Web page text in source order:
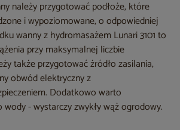
należy przygotować podłoże, które
i wypoziomowane, o odpowiedniej
wanny z hydromasażem Lunari 3101 to
przy maksymalnej liczbie
także przygotować żródło zasilania,
obwód elektryczny z
Dodatkowo warto
wody - wystarczy zwykły wąż ogrodowy.